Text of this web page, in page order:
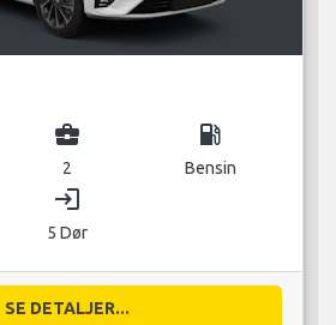
business_center
2
local_gas_station
Bensin
login
5 Dør
SE DETALJER...